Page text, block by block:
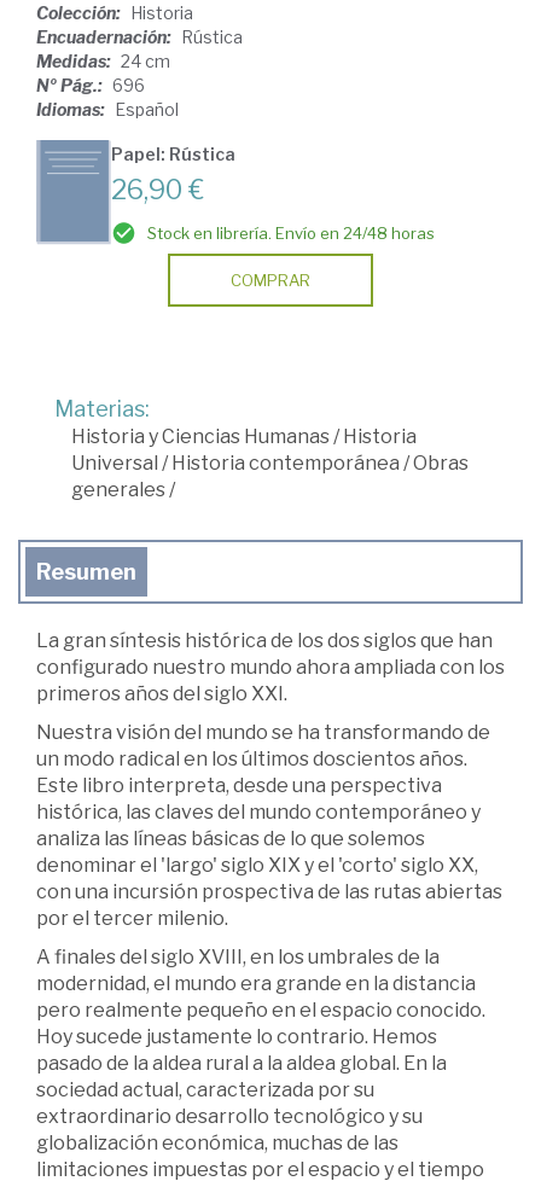
Colección: Historia
Encuadernación: Rústica
Medidas: 24 cm
Nº Pág.: 696
Idiomas: Español
Papel: Rústica
26,90 €
Stock en librería. Envío en 24/48 horas
COMPRAR
Materias:
Historia y Ciencias Humanas /Historia
Universal /Historia contemporánea /Obras
generales /
Resumen
La gran síntesis histórica de los dos siglos que han
configurado nuestro mundo ahora ampliada con los
primeros años del siglo XXI.
Nuestra visión del mundo se ha transformando de
un modo radical en los últimos doscientos años.
Este libro interpreta, desde una perspectiva
histórica, las claves del mundo contemporáneo y
analiza las líneas básicas de lo que solemos
denominar el 'largo' siglo XIX y el 'corto' siglo XX,
con una incursión prospectiva de las rutas abiertas
por el tercer milenio.
A finales del siglo XVIII, en los umbrales de la
modernidad, el mundo era grande en la distancia
pero realmente pequeño en el espacio conocido.
Hoy sucede justamente lo contrario. Hemos
pasado de la aldea rural a la aldea global. En la
sociedad actual, caracterizada por su
extraordinario desarrollo tecnológico y su
globalización económica, muchas de las
limitaciones impuestas por el espacio y el tiempo